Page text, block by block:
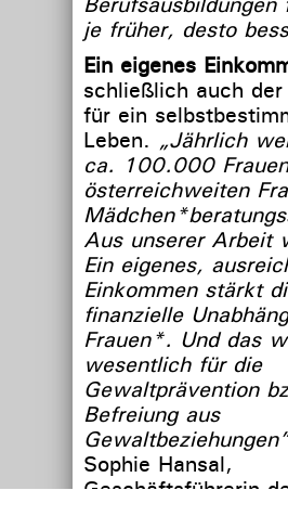
je früher, desto
Ein eigenes
schließlich auch
für ein
Leben. „Jährlich
ca. 100.000
österreichweiten
Aus unserer Arbeit
Ein eigenes,
Einkommen stärkt
finanzielle
Frauen*. Und das
wesentlich für die
Gewaltprävention
Befreiung aus
Sophie Hansal,
Geschäftsführerin